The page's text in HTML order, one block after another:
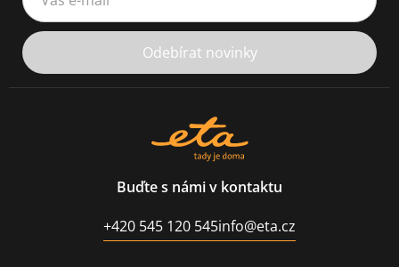
Odebírat novinky
Buďte s námi v kontaktu
+420 545 120 545info@eta.cz